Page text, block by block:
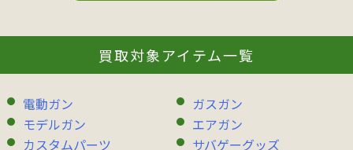
買取対象アイテム一覧
電動ガン
ガスガン
モデルガン
エアガン
カスタムパーツ
サバゲーグッズ